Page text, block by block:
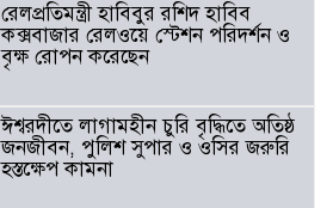
রেলপ্রতিমন্ত্রী হাবিবুর রশিদ হাবিব
কক্সবাজার রেলওয়ে স্টেশন পরিদর্শন ও
বৃক্ষ রোপন করেছেন
ঈশ্বরদীতে লাগামহীন চুরি বৃদ্ধিতে অতিষ্ঠ
জনজীবন, পুলিশ সুপার ও ওসির জরুরি
হস্তক্ষেপ কামনা ​